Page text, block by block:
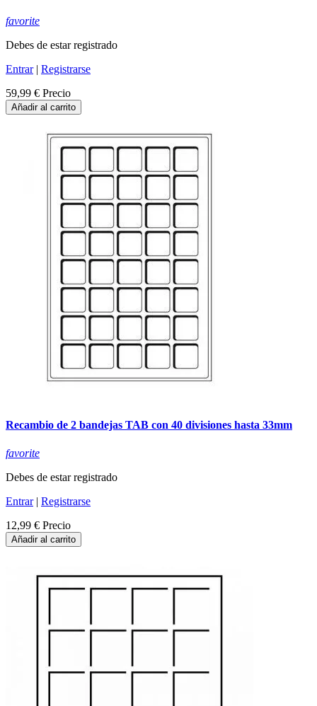
favorite
Debes de estar registrado
Entrar| Registrarse
59,99 € Precio
Añadir al carrito
Recambio de 2 bandejas TAB con 40 divisiones hasta 33mm
favorite
Debes de estar registrado
Entrar| Registrarse
12,99 € Precio
Añadir al carrito